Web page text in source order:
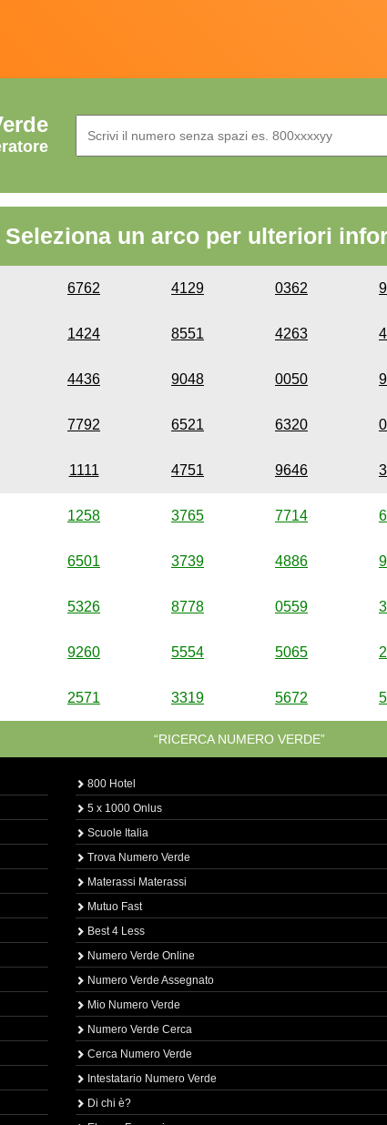
Seleziona un arco per ulteriori
6762 4129 0362
1424 8551 4263
4436 9048 0050
7792 6521 6320
1111 4751 9646
1258 3765 7714
6501 3739 4886
5326 8778 0559
9260 5554 5065
2571 3319 5672
“RICERCA NUMERO VERDE”
800 Hotel
5 x 1000 Onlus
Scuole Italia
Trova Numero Verde
Materassi Materassi
Mutuo Fast
Best 4 Less
Numero Verde Online
Numero Verde Assegnato
Mio Numero Verde
Numero Verde Cerca
Cerca Numero Verde
Intestatario Numero Verde
Di chi è?